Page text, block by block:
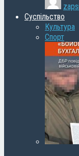
Суспільство
Культура
Спорт